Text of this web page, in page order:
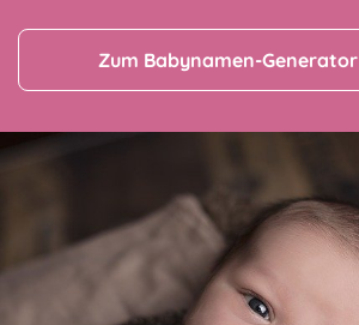
Zum Babynamen-Generator